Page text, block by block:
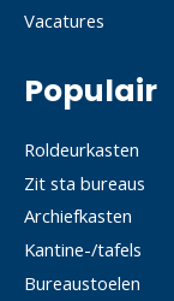
Vacatures
Populair
Roldeurkasten
Zit sta bureaus
Archiefkasten
Kantine-/tafels
Bureaustoelen